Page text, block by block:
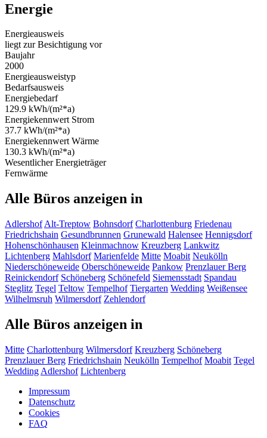
Energie
Energieausweis
liegt zur Besichtigung vor
Baujahr
2000
Energieausweistyp
Bedarfsausweis
Energiebedarf
129.9 kWh/(m²*a)
Energiekennwert Strom
37.7 kWh/(m²*a)
Energiekennwert Wärme
130.3 kWh/(m²*a)
Wesentlicher Energieträger
Fernwärme
Alle Büros anzeigen in
Adlershof Alt-Treptow Bohnsdorf Charlottenburg Friedenau
Friedrichshain Gesundbrunnen Grunewald Halensee Hennigsdorf
Hohenschönhausen Kleinmachnow Kreuzberg Lankwitz
Lichtenberg Mahlsdorf Marienfelde Mitte Moabit Neukölln
Niederschöneweide Oberschöneweide Pankow Prenzlauer Berg
Reinickendorf Schöneberg Schönefeld Siemensstadt Spandau
Steglitz Tegel Teltow Tempelhof Tiergarten Wedding Weißensee
Wilhelmsruh Wilmersdorf Zehlendorf
Alle Büros anzeigen in
Mitte Charlottenburg Wilmersdorf Kreuzberg Schöneberg
Prenzlauer Berg Friedrichshain Neukölln Tempelhof Moabit Tegel
Wedding Adlershof Lichtenberg
Impressum
Datenschutz
Cookies
FAQ